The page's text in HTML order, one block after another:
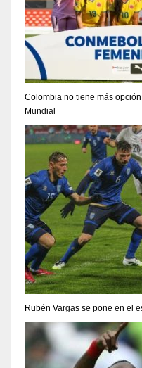
Colombia no tiene más
Mundial
Rubén Vargas se pone en el